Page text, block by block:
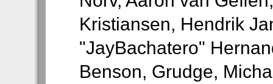
Kristiansen, Hendrik
"JayBachatero"
Benson, Grudge,